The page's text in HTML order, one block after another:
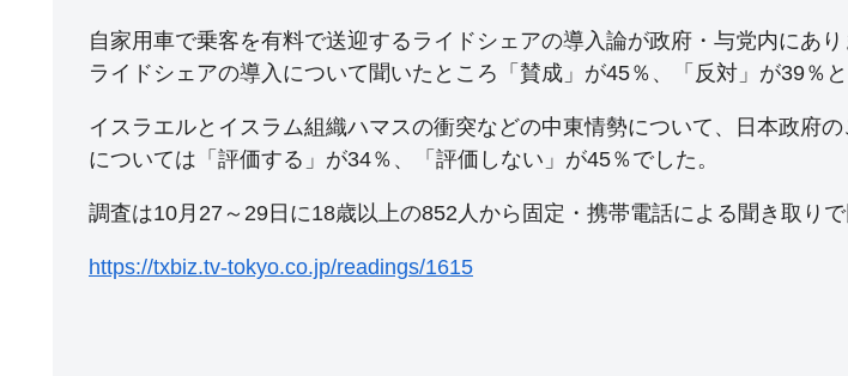
自家用車で乗客を有料で送迎するライドシェアの導入論が政府・与党内にあり
ライドシェアの導入について聞いたところ「賛成」が45％、「反対」が39％と
イスラエルとイスラム組織ハマスの衝突などの中東情勢について、日本政府
については「評価する」が34％、「評価しない」が45％でした。
調査は10月27～29日に18歳以上の852人から固定・携帯電話による聞き取りで
https://txbiz.tv-tokyo.co.jp/readings/1615